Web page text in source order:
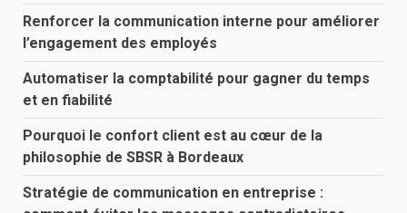
Renforcer la communication interne pour améliorer
l’engagement des employés
Automatiser la comptabilité pour gagner du temps
et en fiabilité
Pourquoi le confort client est au cœur de la
philosophie de SBSR à Bordeaux
Stratégie de communication en entreprise :